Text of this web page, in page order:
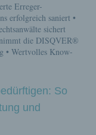
Erreger-
erfolgreich saniert •
sichert
die DISQVER®
• Wertvolles Know-
So
und